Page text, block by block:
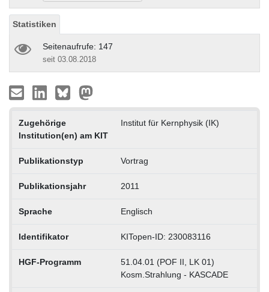
Statistiken
Seitenaufrufe: 147
seit 03.08.2018
Zugehörige
Institution(en) am KIT
Institut für Kernphysik (IK)
Publikationstyp Vortrag
Publikationsjahr 2011
Sprache Englisch
Identifikator KITopen-ID: 230083116
HGF-Programm
51.04.01 (POF II, LK 01)
Kosm.Strahlung - KASCADE